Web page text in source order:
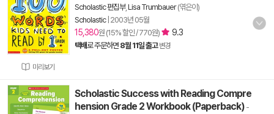
미리보기
Scholastic 편집부, Lisa Trumbauer(엮은이)
Scholastic| 2003년 05월
15,380원 (15% 할인 / 770원) 9.3
택배로 주문하면 8월 11일 출고 변경
Scholastic Success with Reading Compre
hension Grade 2 Workbook (Paperback) -